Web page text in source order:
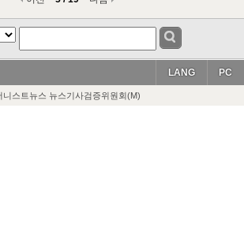
PC
LANG
니스트뉴스 뉴스기사검증위원회(M)